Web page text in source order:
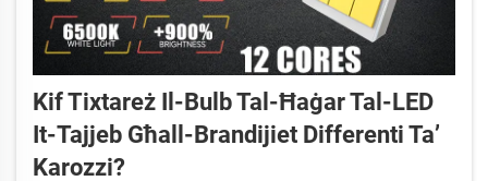
Kif Tixtareż Il-Bulb Tal-Ħaġar Tal-LED
It-Tajjeb Għall-Brandijiet Differenti Ta’
Karozzi?